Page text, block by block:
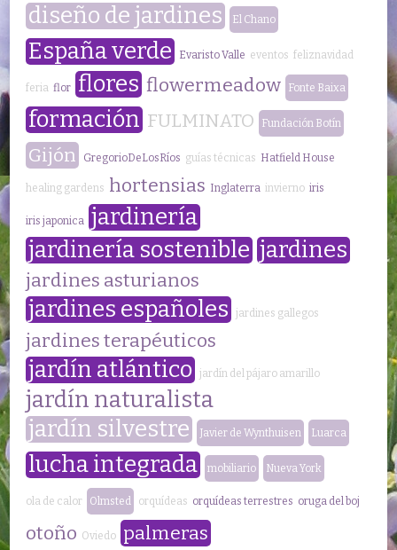
diseño de jardines El Chano
España verde Evaristo Valle eventos feliznavidad
feria flor flores flowermeadow Fonte Baixa
formación FULMINATO Fundación Botín
Gijón GregorioDeLosRíos guías técnicas Hatfield House
healing gardens hortensias Inglaterra invierno iris
iris japonica jardinería
jardinería sostenible jardines
jardines asturianos
jardines españoles jardines gallegos
jardines terapéuticos
jardín atlántico jardín del pájaro amarillo
jardín naturalista
jardín silvestre
Javier de Wynthuisen Luarca
lucha integrada mobiliario Nueva York
ola de calor Olmsted orquídeas orquídeas terrestres oruga del boj
otoño Oviedo
palmeras